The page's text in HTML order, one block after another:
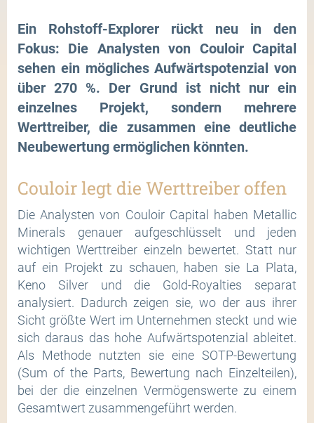
Ein Rohstoff-Explorer rückt neu in den
Fokus: Die Analysten von Couloir Capital
sehen ein mögliches Aufwärtspotenzial von
über 270 %. Der Grund ist nicht nur ein
einzelnes Projekt, sondern mehrere
Werttreiber, die zusammen eine deutliche
Neubewertung ermöglichen könnten.
Couloir legt die Werttreiber offen
Die Analysten von Couloir Capital haben Metallic
Minerals genauer aufgeschlüsselt und jeden
wichtigen Werttreiber einzeln bewertet. Statt nur
auf ein Projekt zu schauen, haben sie La Plata,
Keno Silver und die Gold-Royalties separat
analysiert. Dadurch zeigen sie, wo der aus ihrer
Sicht größte Wert im Unternehmen steckt und wie
sich daraus das hohe Aufwärtspotenzial ableitet.
Als Methode nutzten sie eine SOTP-Bewertung
(Sum of the Parts, Bewertung nach Einzelteilen),
bei der die einzelnen Vermögenswerte zu einem
Gesamtwert zusammengeführt werden.